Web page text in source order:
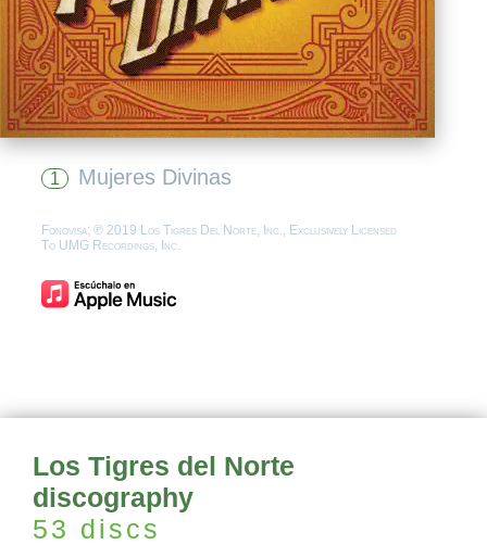
1 Mujeres Divinas
Fonovisa; ℗ 2019 Los Tigres Del Norte, Inc., Exclusively Licensed
To UMG Recordings, Inc.
Los Tigres del Norte
discography
53 discs